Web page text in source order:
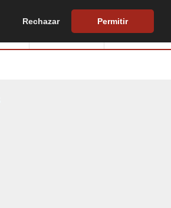
Rechazar Permitir
Hazte socio Biblioteca